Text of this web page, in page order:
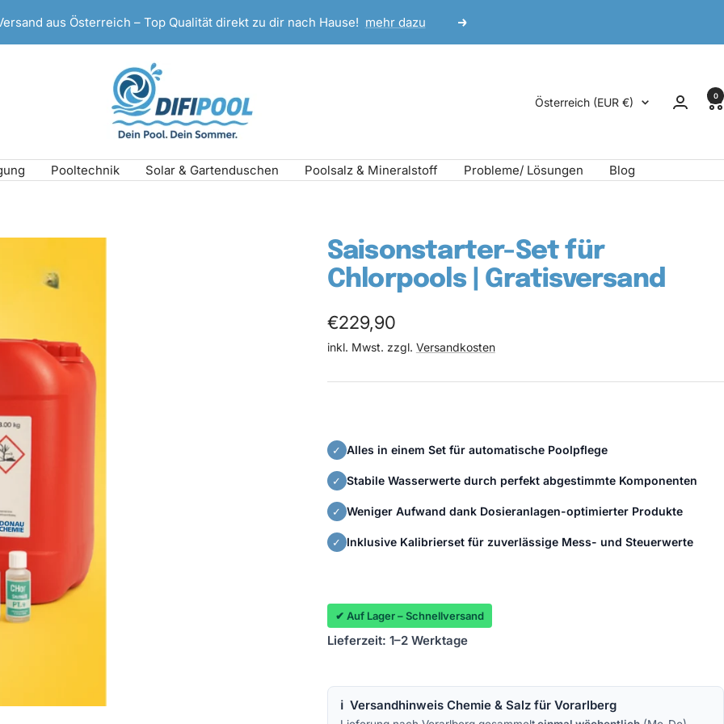
aus Österreich – Top Qualität direkt zu dir nach Hause! mehr dazu Weiter
Land/Region
Österreich (EUR €) 0
Pooltechnik Solar & Gartenduschen Poolsalz & Mineralstoff Probleme/ Lösungen Blog
Saisonstarter-Set für
Chlorpools | Gratisversand
Angebotspreis
€229,90
inkl. Mwst. zzgl. Versandkosten
✓ Alles in einem Set für automatische Poolpflege
✓ Stabile Wasserwerte durch perfekt abgestimmte Komponenten
✓ Weniger Aufwand dank Dosieranlagen-optimierter Produkte
✓ Inklusive Kalibrierset für zuverlässige Mess- und Steuerwerte
✔ Auf Lager – Schnellversand
Lieferzeit: 1–2 Werktage
ℹ️ Versandhinweis Chemie & Salz für Vorarlberg